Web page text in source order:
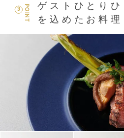
POINT
3
ゲストひとりひ
を込めたお料理